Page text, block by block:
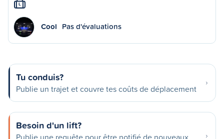
L
Cool Pas d'évaluations
Tu conduis?
Publie un trajet et couvre tes coûts de déplacement
Besoin d'un lift?